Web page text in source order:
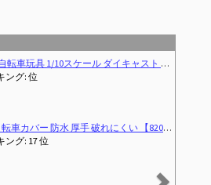
) 自転車模型 おもちゃ 合金1:8スケール ロードバイク MTBマウンテンバイク 卓上置物 大きいサイズ (Road bike)
キング: 28 位
パンク修理キット ツールセット 自転車 ロードバイク
キング: 27 位
Next